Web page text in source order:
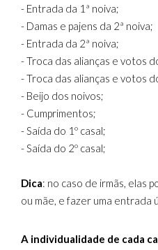
- Entrada da 1ª noiva;
- Damas e pajens da 2ª noiva;
- Entrada da 2ª noiva;
- Troca das alianças e votos
- Troca das alianças e votos
- Beijo dos noivos;
- Cumprimentos;
- Saída do 1º casal;
- Saída do 2º casal;
Dica: no caso de irmãs, elas
ou mãe, e fazer uma entrada
A individualidade de cada